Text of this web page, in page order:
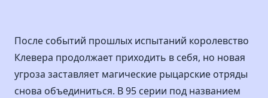
После событий прошлых испытаний королевство
Клевера продолжает приходить в себя, но новая
угроза заставляет магические рыцарские отряды
снова объединиться. В 95 серии под названием